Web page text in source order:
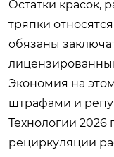
Остатки красок,
тряпки
обязаны
Экономия на
штрафами и
Технологии 2026
рециркуляции